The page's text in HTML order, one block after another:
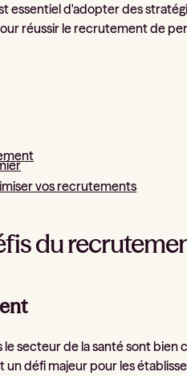
essentiel d'adopter des
réussir le recrutement de
vos recrutements
du
secteur de la santé sont
un défi majeur pour les